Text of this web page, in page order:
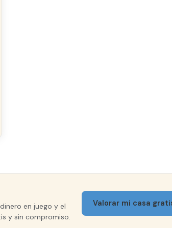
en juego y el
y sin compromiso.
Valorar mi casa